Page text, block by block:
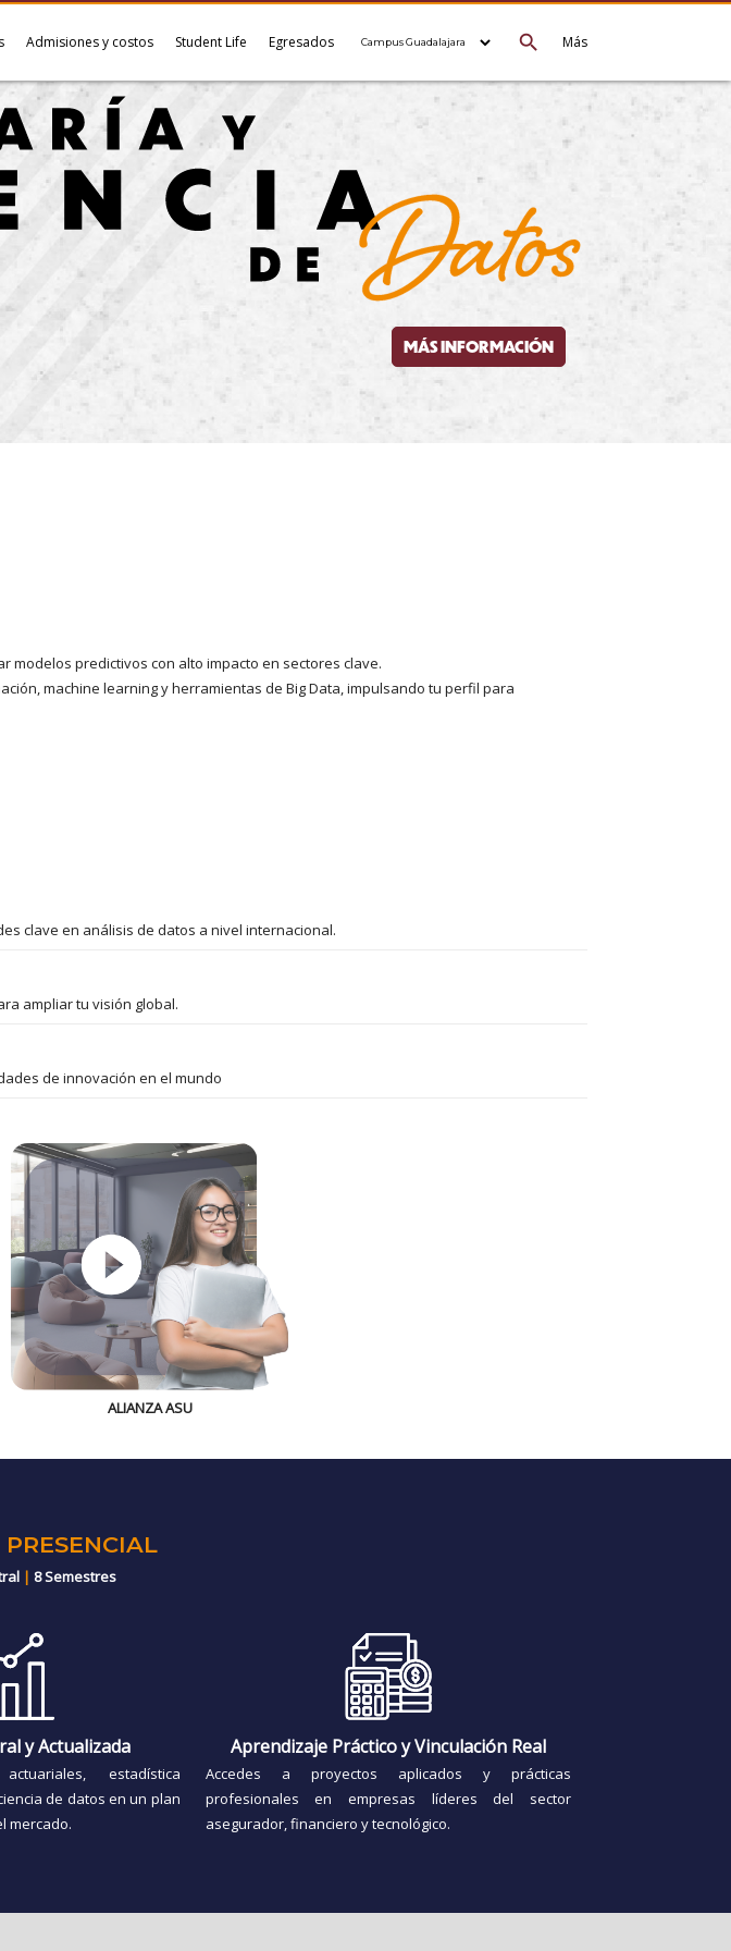
Más
search
Admisiones y costos Student Life Egresados
MÁS INFORMACIÓN
predictivos con alto impacto en sectores clave.
machine learning y herramientas de Big Data, impulsando tu perfil para
clave en análisis de datos a nivel internacional.
ampliar tu visión global.
de innovación en el mundo
ALIANZA ASU
| 8 Semestres
y Actualizada
estadística
de datos en un plan
mercado.
Aprendizaje Práctico y Vinculación Real
Accedes a proyectos aplicados y prácticas
profesionales en empresas líderes del sector
asegurador, financiero y tecnológico.